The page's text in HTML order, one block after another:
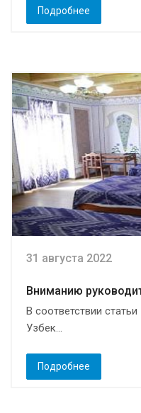
Подробнее
31 августа 2022
Вниманию
В соответствии
Узбек...
Подробнее